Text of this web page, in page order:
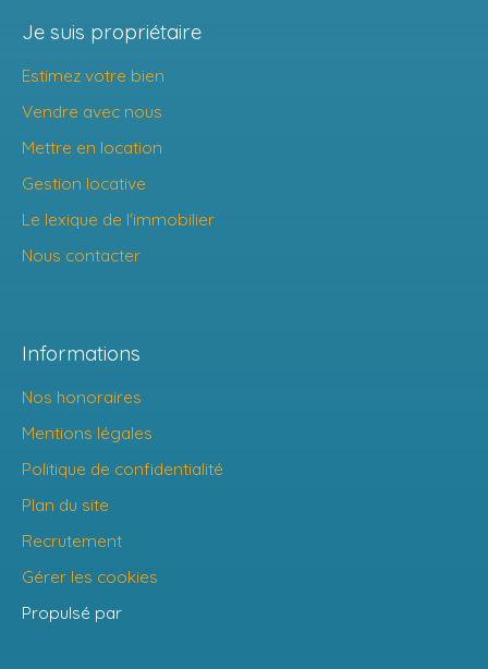
Je suis propriétaire
Estimez votre bien
Vendre avec nous
Mettre en location
Gestion locative
Le lexique de l'immobilier
Nous contacter
Informations
Nos honoraires
Mentions légales
Politique de confidentialité
Plan du site
Recrutement
Gérer les cookies
Propulsé par